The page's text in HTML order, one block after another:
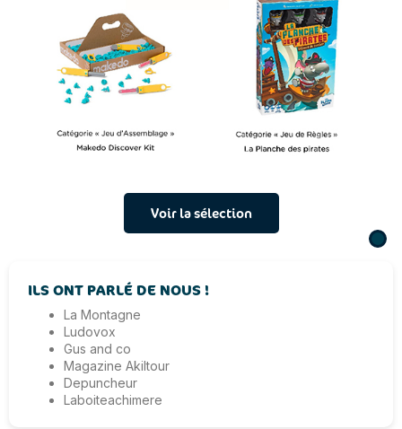
Voir la sélection
ILS ONT PARLÉ DE NOUS !
La Montagne
Ludovox
Gus and co
Magazine Akiltour
Depuncheur
Laboiteachimere